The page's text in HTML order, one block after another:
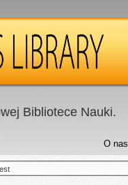
Bibliotece Nauki.
O nas